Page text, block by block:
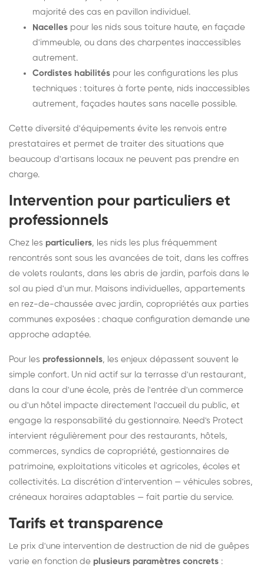
majorité des cas en pavillon individuel.
Nacelles pour les nids sous toiture haute, en façade
d'immeuble, ou dans des charpentes inaccessibles
autrement.
Cordistes habilités pour les configurations les plus
techniques : toitures à forte pente, nids inaccessibles
autrement, façades hautes sans nacelle possible.
Cette diversité d'équipements évite les renvois entre
prestataires et permet de traiter des situations que
beaucoup d'artisans locaux ne peuvent pas prendre en
charge.
Intervention pour particuliers et
professionnels
Chez les particuliers, les nids les plus fréquemment
rencontrés sont sous les avancées de toit, dans les coffres
de volets roulants, dans les abris de jardin, parfois dans le
sol au pied d'un mur. Maisons individuelles, appartements
en rez-de-chaussée avec jardin, copropriétés aux parties
communes exposées : chaque configuration demande une
approche adaptée.
Pour les professionnels, les enjeux dépassent souvent le
simple confort. Un nid actif sur la terrasse d'un restaurant,
dans la cour d'une école, près de l'entrée d'un commerce
ou d'un hôtel impacte directement l'accueil du public, et
engage la responsabilité du gestionnaire. Need's Protect
intervient régulièrement pour des restaurants, hôtels,
commerces, syndics de copropriété, gestionnaires de
patrimoine, exploitations viticoles et agricoles, écoles et
collectivités. La discrétion d'intervention — véhicules sobres,
créneaux horaires adaptables — fait partie du service.
Tarifs et transparence
Le prix d'une intervention de destruction de nid de guêpes
varie en fonction de plusieurs paramètres concrets :